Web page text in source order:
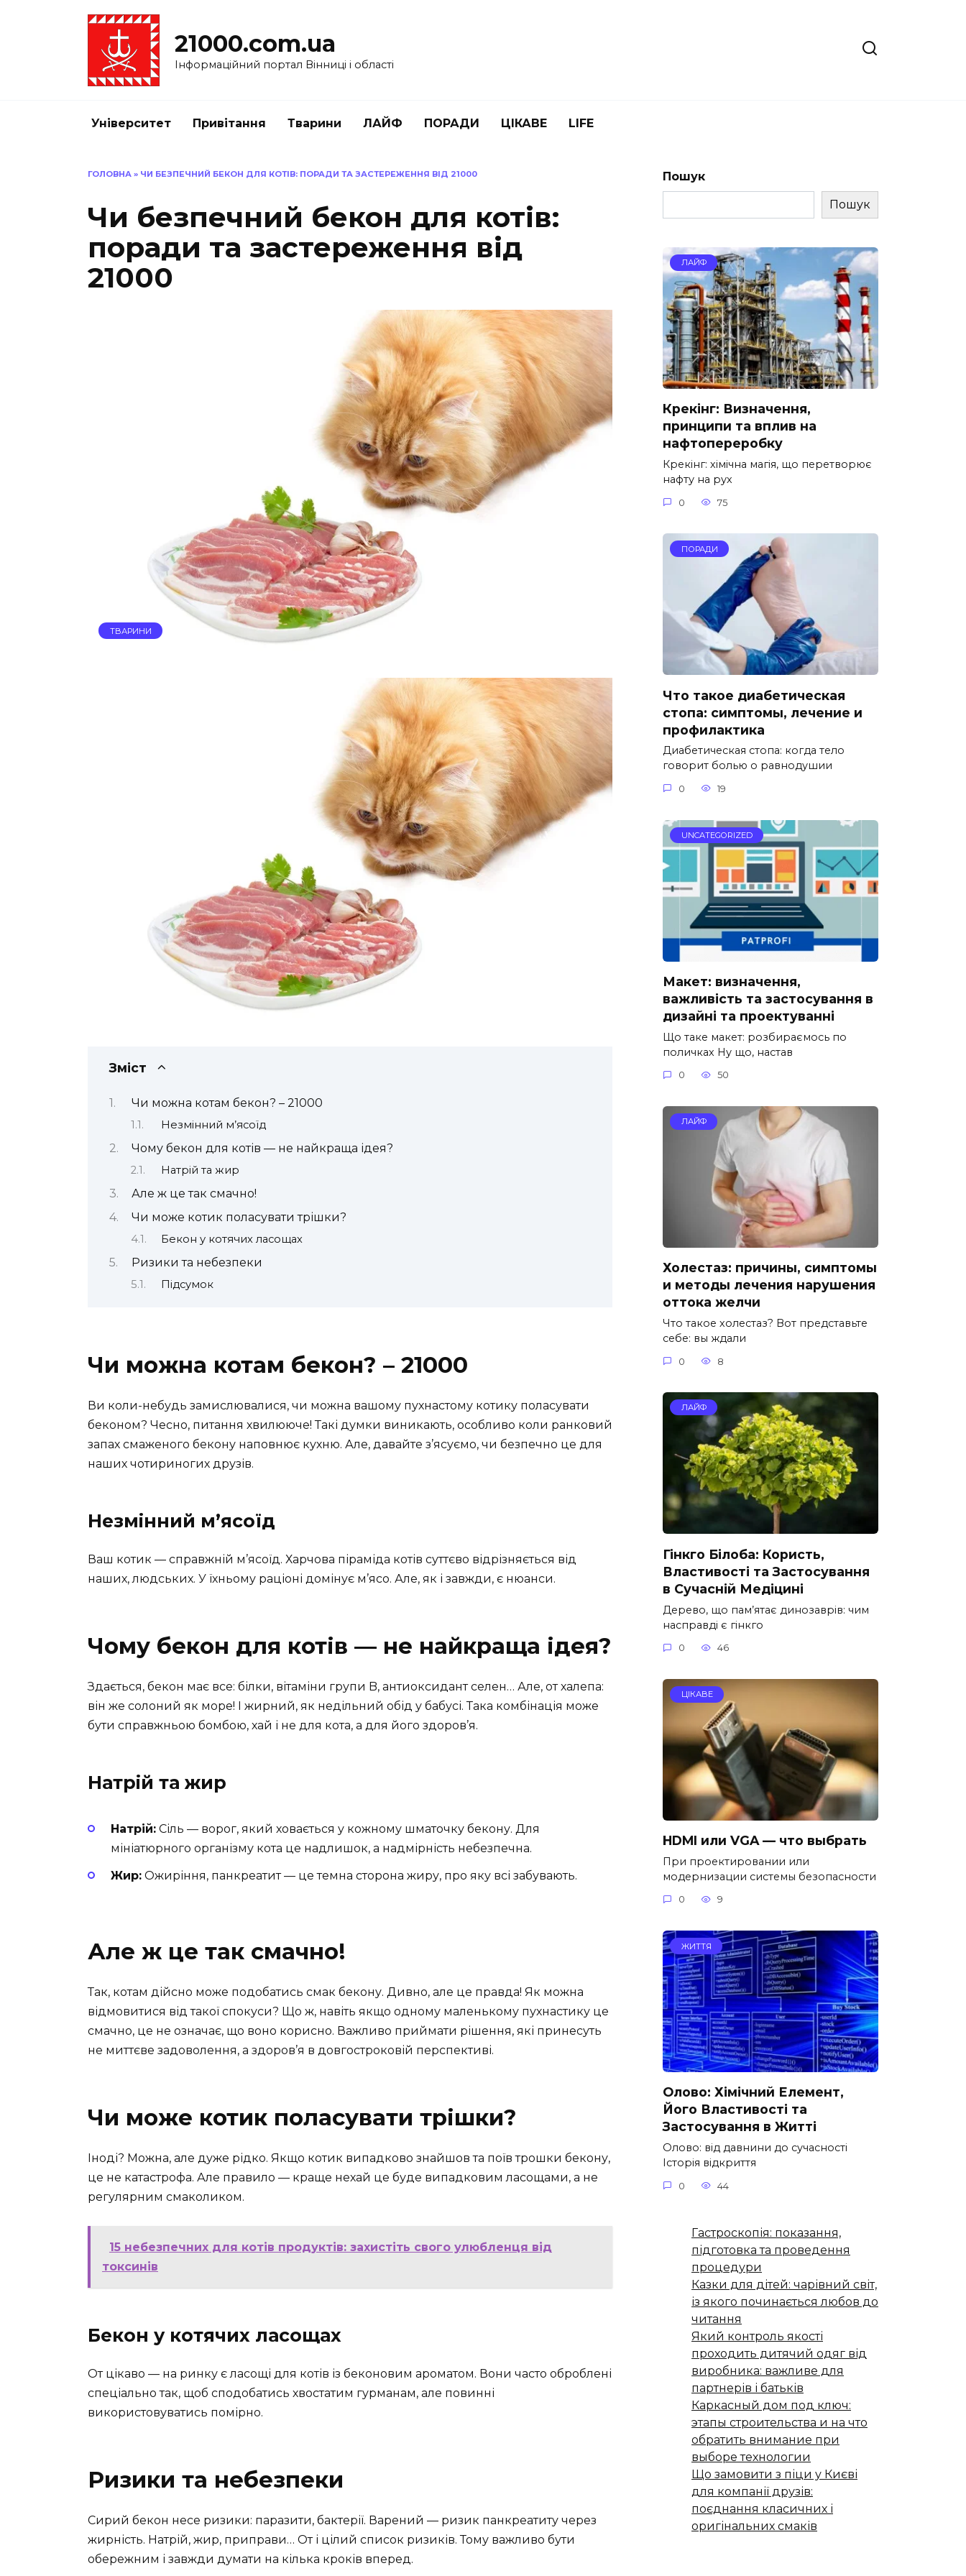
21000.com.ua
Інформаційний портал Вінниці і області
Університет Привітання Тварини ЛАЙФ ПОРАДИ ЦІКАВЕ LIFE
ГОЛОВНА » ЧИ БЕЗПЕЧНИЙ БЕКОН ДЛЯ КОТІВ: ПОРАДИ ТА ЗАСТЕРЕЖЕННЯ ВІД 21000
Чи безпечний бекон для котів:
поради та застереження від
21000
ТВАРИНИ
Зміст
Чи можна котам бекон? – 21000
Незмінний м’ясоїд
Чому бекон для котів — не найкраща ідея?
Натрій та жир
Але ж це так смачно!
Чи може котик поласувати трішки?
Бекон у котячих ласощах
Ризики та небезпеки
Підсумок
Чи можна котам бекон? – 21000
Ви коли-небудь замислювалися, чи можна вашому пухнастому котику поласувати
беконом? Чесно, питання хвилююче! Такі думки виникають, особливо коли ранковий
запах смаженого бекону наповнює кухню. Але, давайте з’ясуємо, чи безпечно це для
наших чотириногих друзів.
Незмінний м’ясоїд
Ваш котик — справжній м’ясоїд. Харчова піраміда котів суттєво відрізняється від
наших, людських. У їхньому раціоні домінує м’ясо. Але, як і завжди, є нюанси.
Чому бекон для котів — не найкраща ідея?
Здається, бекон має все: білки, вітаміни групи B, антиоксидант селен… Але, от халепа:
він же солоний як море! І жирний, як недільний обід у бабусі. Така комбінація може
бути справжньою бомбою, хай і не для кота, а для його здоров’я.
Натрій та жир
Натрій: Сіль — ворог, який ховається у кожному шматочку бекону. Для
мініатюрного організму кота це надлишок, а надмірність небезпечна.
Жир: Ожиріння, панкреатит — це темна сторона жиру, про яку всі забувають.
Але ж це так смачно!
Так, котам дійсно може подобатись смак бекону. Дивно, але це правда! Як можна
відмовитися від такої спокуси? Що ж, навіть якщо одному маленькому пухнастику це
смачно, це не означає, що воно корисно. Важливо приймати рішення, які принесуть
не миттєве задоволення, а здоров’я в довгостроковій перспективі.
Чи може котик поласувати трішки?
Іноді? Можна, але дуже рідко. Якщо котик випадково знайшов та поїв трошки бекону,
це не катастрофа. Але правило — краще нехай це буде випадковим ласощами, а не
регулярним смаколиком.
15 небезпечних для котів продуктів: захистіть свого улюбленця від
токсинів
Бекон у котячих ласощах
От цікаво — на ринку є ласощі для котів із беконовим ароматом. Вони часто оброблені
спеціально так, щоб сподобатись хвостатим гурманам, але повинні
використовуватись помірно.
Ризики та небезпеки
Сирий бекон несе ризики: паразити, бактерії. Варений — ризик панкреатиту через
жирність. Натрій, жир, приправи… От і цілий список ризиків. Тому важливо бути
обережним і завжди думати на кілька кроків вперед.
Пошук
Пошук
ЛАЙФ
Крекінг: Визначення,
принципи та вплив на
нафтопереробку
Крекінг: хімічна магія, що перетворює
нафту на рух
0 75
ПОРАДИ
Что такое диабетическая
стопа: симптомы, лечение и
профилактика
Диабетическая стопа: когда тело
говорит болью о равнодушии
0 19
UNCATEGORIZED
Макет: визначення,
важливість та застосування в
дизайні та проектуванні
Що таке макет: розбираємось по
поличках Ну що, настав
0 50
ЛАЙФ
Холестаз: причины, симптомы
и методы лечения нарушения
оттока желчи
Что такое холестаз? Вот представьте
себе: вы ждали
0 8
ЛАЙФ
Гінкго Білоба: Користь,
Властивості та Застосування
в Сучасній Медіцині
Дерево, що пам’ятає динозаврів: чим
насправді є гінкго
0 46
ЦІКАВЕ
HDMI или VGA — что выбрать
При проектировании или
модернизации системы безопасности
0 9
ЖИТТЯ
Олово: Хімічний Елемент,
Його Властивості та
Застосування в Житті
Олово: від давнини до сучасності
Історія відкриття
0 44
Гастроскопія: показання,
підготовка та проведення
процедури
Казки для дітей: чарівний світ,
із якого починається любов до
читання
Який контроль якості
проходить дитячий одяг від
виробника: важливе для
партнерів і батьків
Каркасный дом под ключ:
этапы строительства и на что
обратить внимание при
выборе технологии
Що замовити з піци у Києві
для компанії друзів:
поєднання класичних і
оригінальних смаків